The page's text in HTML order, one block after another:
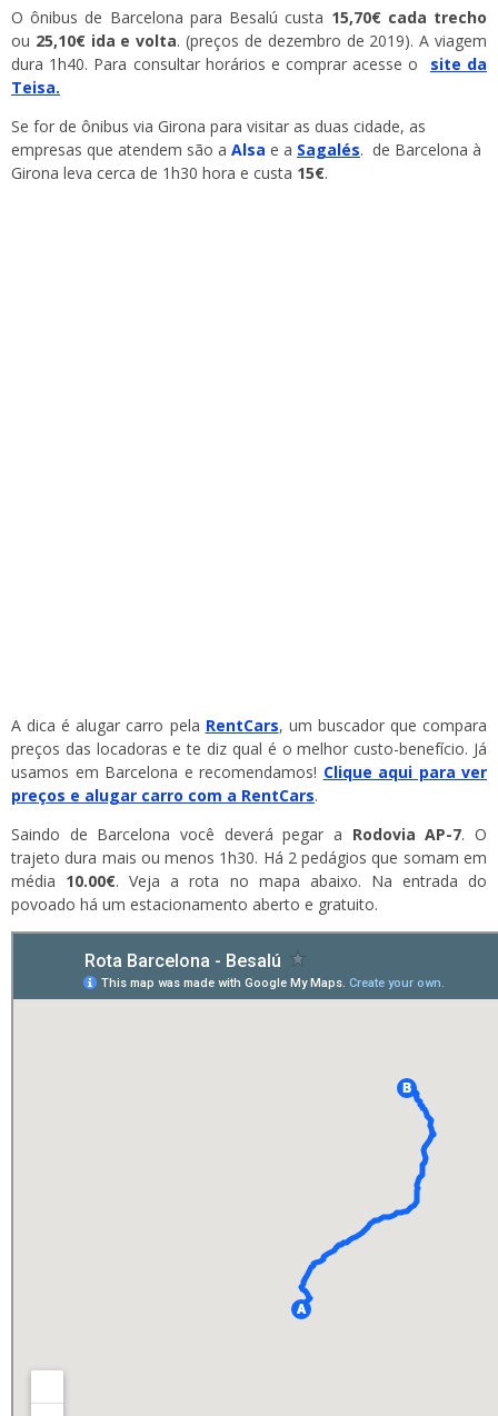
O ônibus de Barcelona para Besalú custa 15,70€ cada trecho
ou 25,10€ ida e volta. (preços de dezembro de 2019). A viagem
dura 1h40. Para consultar horários e comprar acesse o site da
Teisa.
Se for de ônibus via Girona para visitar as duas cidade, as
empresas que atendem são a Alsa e a Sagalés. de Barcelona à
Girona leva cerca de 1h30 hora e custa 15€.
A dica é alugar carro pela RentCars, um buscador que compara
preços das locadoras e te diz qual é o melhor custo-benefício. Já
usamos em Barcelona e recomendamos! Clique aqui para ver
preços e alugar carro com a RentCars.
Saindo de Barcelona você deverá pegar a Rodovia AP-7. O
trajeto dura mais ou menos 1h30. Há 2 pedágios que somam em
média 10.00€. Veja a rota no mapa abaixo. Na entrada do
povoado há um estacionamento aberto e gratuito.